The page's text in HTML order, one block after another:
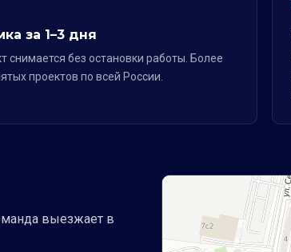
за 1–3 дня
снимается без остановки работы. Более
проектов по всей России.
выезжает в